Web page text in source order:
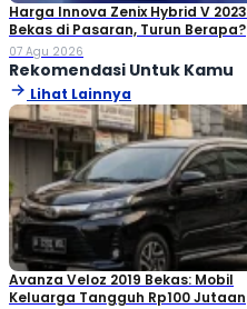
Harga Innova Zenix Hybrid V 2023
Bekas di Pasaran, Turun Berapa?
07 Agu 2026
Rekomendasi Untuk Kamu
Lihat Lainnya
Avanza Veloz 2019 Bekas: Mobil
Keluarga Tangguh Rp100 Jutaan